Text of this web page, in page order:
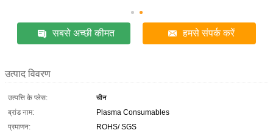
सबसे अच्छी कीमत हमसे संपर्क करें
उत्पाद विवरण
उत्पत्ति के प्लेस:
चीन
ब्रांड नाम:
Plasma Consumables
प्रमाणन:
ROHS/ SGS